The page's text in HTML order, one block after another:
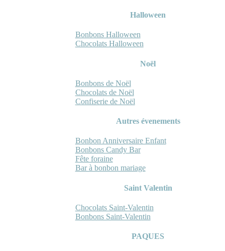
Halloween
Bonbons Halloween
Chocolats Halloween
Noël
Bonbons de Noël
Chocolats de Noël
Confiserie de Noël
Autres évenements
Bonbon Anniversaire Enfant
Bonbons Candy Bar
Fête foraine
Bar à bonbon mariage
Saint Valentin
Chocolats Saint-Valentin
Bonbons Saint-Valentin
PAQUES